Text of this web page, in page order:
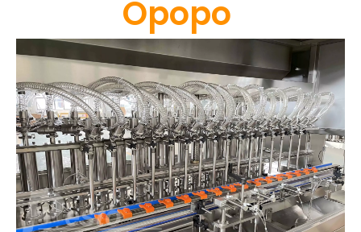
Opopo